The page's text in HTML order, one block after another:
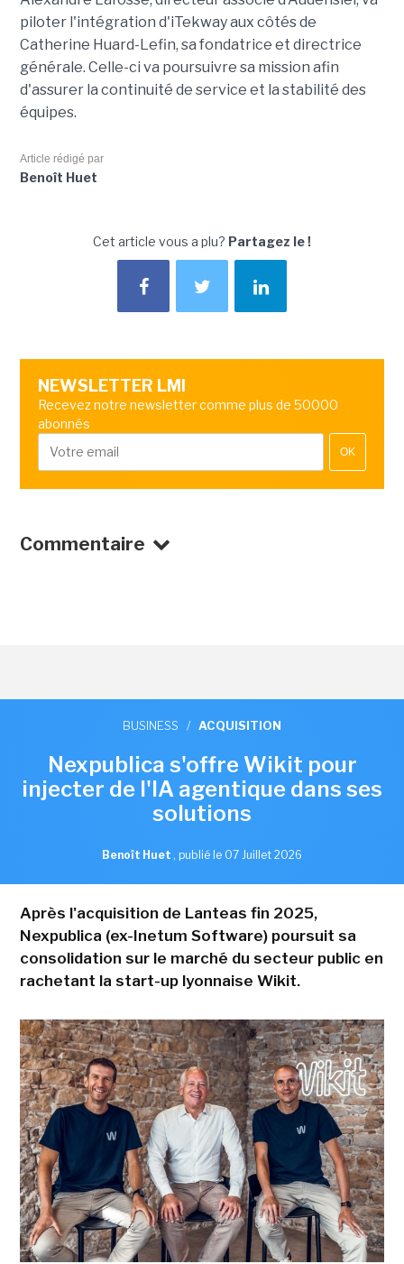
piloter l'intégration d'iTekway aux côtés de
Catherine Huard-Lefin, sa fondatrice et directrice
générale. Celle-ci va poursuivre sa mission afin
d'assurer la continuité de service et la stabilité des
équipes.
Article rédigé par
Benoît Huet
Cet article vous a plu? Partagez le !
NEWSLETTER LMI
Recevez notre newsletter comme plus de 50000
abonnés
OK
Commentaire
BUSINESS / ACQUISITION
Nexpublica s'offre Wikit pour
injecter de l'IA agentique dans ses
solutions
Benoît Huet , publié le 07 Juillet 2026
Après l'acquisition de Lanteas fin 2025,
Nexpublica (ex-Inetum Software) poursuit sa
consolidation sur le marché du secteur public en
rachetant la start-up lyonnaise Wikit.